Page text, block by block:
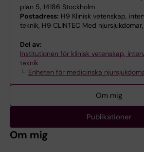
plan 5, 14186 Stockholm
Postadress: H9 Klinisk vetenskap,
teknik, H9 CLINTEC Med
Del av:
Institutionen för klinisk vetenskap,
teknik
Enheten för medicinska
Om mig
Publikationer
Om mig